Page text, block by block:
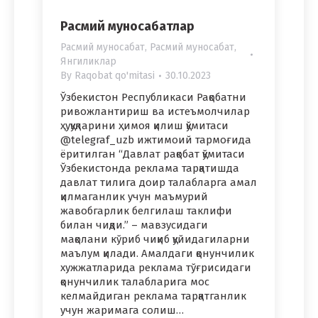
Расмий муносабатлар
Расмий муносабат, Расмий муносабат,
Янгиликлар
By Raqobat qo'mitasi 30.10.2023
Ўзбекистон Республикаси Рақобатни
ривожлантириш ва истеъмолчилар
ҳуқуқларини ҳимоя қилиш қўмитаси
@telegraf_uzb ижтимоий тармоғида
ёритилган “Давлат рақобат қўмитаси
Ўзбекистонда реклама тарқатишда
давлат тилига доир талабларга амал
қилмаганлик учун маъмурий
жавобгарлик белгилаш таклифи
билан чиқди.” – мавзусидаги
мақолани кўриб чиқиб қуйидагиларни
маълум қилади. Амалдаги қонунчилик
хужжатларида реклама тўғрисидаги
қонунчилик талабларига мос
келмайдиган реклама тарқатганлик
учун жаримага солиш…